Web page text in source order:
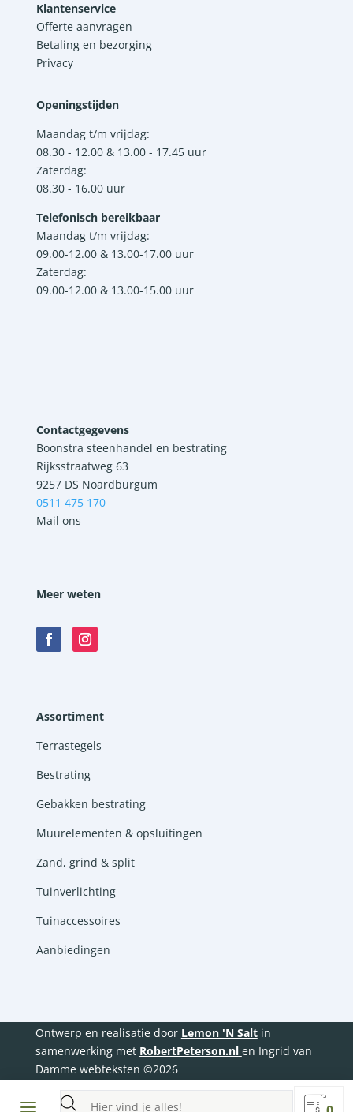
Klantenservice
Offerte aanvragen
Betaling en bezorging
Privacy
Openingstijden
Maandag t/m vrijdag:
08.30 - 12.00 & 13.00 - 17.45 uur
Zaterdag:
08.30 - 16.00 uur
Telefonisch bereikbaar
Maandag t/m vrijdag:
09.00-12.00 & 13.00-17.00 uur
Zaterdag:
09.00-12.00 & 13.00-15.00 uur
Contactgegevens
Boonstra steenhandel en bestrating
Rijksstraatweg 63
9257 DS Noardburgum
0511 475 170
Mail ons
Meer weten
Assortiment
Terrastegels
Bestrating
Gebakken bestrating
Muurelementen & opsluitingen
Zand, grind & split
Tuinverlichting
Tuinaccessoires
Aanbiedingen
Ontwerp en realisatie door Lemon 'N Saltin
samenwerking met RobertPeterson.nl en Ingrid van
Damme webteksten ©2026